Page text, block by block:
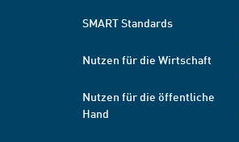
SMART Standards
Nutzen für die Wirtschaft
Nutzen für die öffentliche
Hand